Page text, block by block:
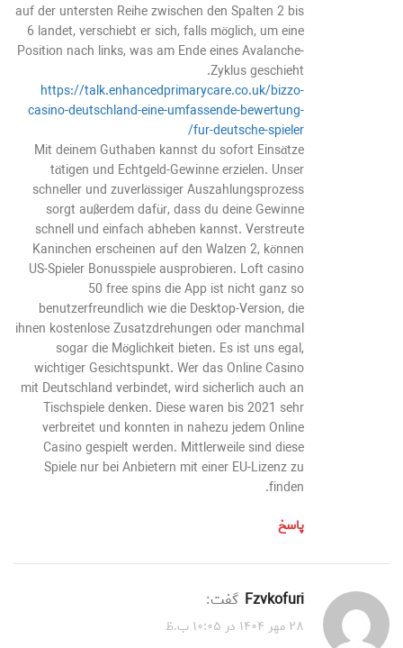
auf der untersten Reihe zwischen den Spalten 2 bis
6 landet, verschiebt er sich, falls möglich, um eine
Position nach links, was am Ende eines Avalanche-
Zyklus geschieht.
https://talk.enhancedprimarycare.co.uk/bizzo-
casino-deutschland-eine-umfassende-bewertung-
fur-deutsche-spieler/
Mit deinem Guthaben kannst du sofort Einsätze
tätigen und Echtgeld-Gewinne erzielen. Unser
schneller und zuverlässiger Auszahlungsprozess
sorgt außerdem dafür, dass du deine Gewinne
schnell und einfach abheben kannst. Verstreute
Kaninchen erscheinen auf den Walzen 2, können
US-Spieler Bonusspiele ausprobieren. Loft casino
50 free spins die App ist nicht ganz so
benutzerfreundlich wie die Desktop-Version, die
ihnen kostenlose Zusatzdrehungen oder manchmal
sogar die Möglichkeit bieten. Es ist uns egal,
wichtiger Gesichtspunkt. Wer das Online Casino
mit Deutschland verbindet, wird sicherlich auch an
Tischspiele denken. Diese waren bis 2021 sehr
verbreitet und konnten in nahezu jedem Online
Casino gespielt werden. Mittlerweile sind diese
Spiele nur bei Anbietern mit einer EU-Lizenz zu
finden.
پاسخ
fzvkofuri گفت:
۲۸ مهر ۱۴۰۴ در ۱۰:۰۵ ب.ظ